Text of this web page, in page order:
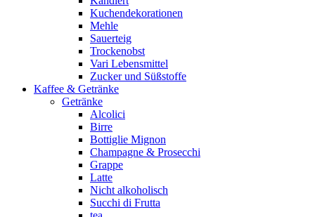
Kuchendekorationen
Mehle
Sauerteig
Trockenobst
Vari Lebensmittel
Zucker und Süßstoffe
Kaffee & Getränke
Getränke
Alcolici
Birre
Bottiglie Mignon
Champagne & Prosecchi
Grappe
Latte
Nicht alkoholisch
Succhi di Frutta